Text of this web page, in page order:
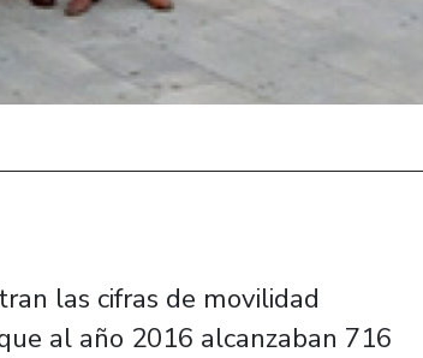
las cifras de movilidad
al año 2016 alcanzaban 716